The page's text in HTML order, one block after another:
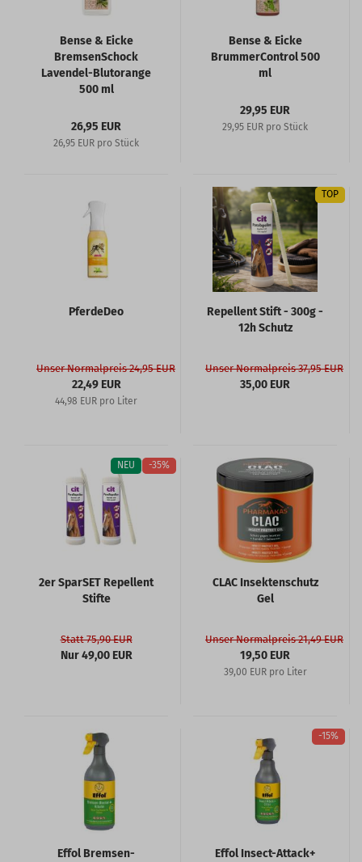
Bense & Eicke
BremsenSchock
Lavendel-Blutorange
500 ml
26,95 EUR
26,95 EUR pro Stück
Bense & Eicke
BrummerControl 500
ml
29,95 EUR
29,95 EUR pro Stück
PferdeDeo
Unser Normalpreis 24,95 EUR
22,49 EUR
44,98 EUR pro Liter
TOP
Repellent Stift - 300g -
12h Schutz
Unser Normalpreis 37,95 EUR
35,00 EUR
NEU -35%
2er SparSET Repellent
Stifte
Statt 75,90 EUR
Nur 49,00 EUR
CLAC Insektenschutz
Gel
Unser Normalpreis 21,49 EUR
19,50 EUR
39,00 EUR pro Liter
Effol Bremsen-
-15%
Effol Insect-Attack+